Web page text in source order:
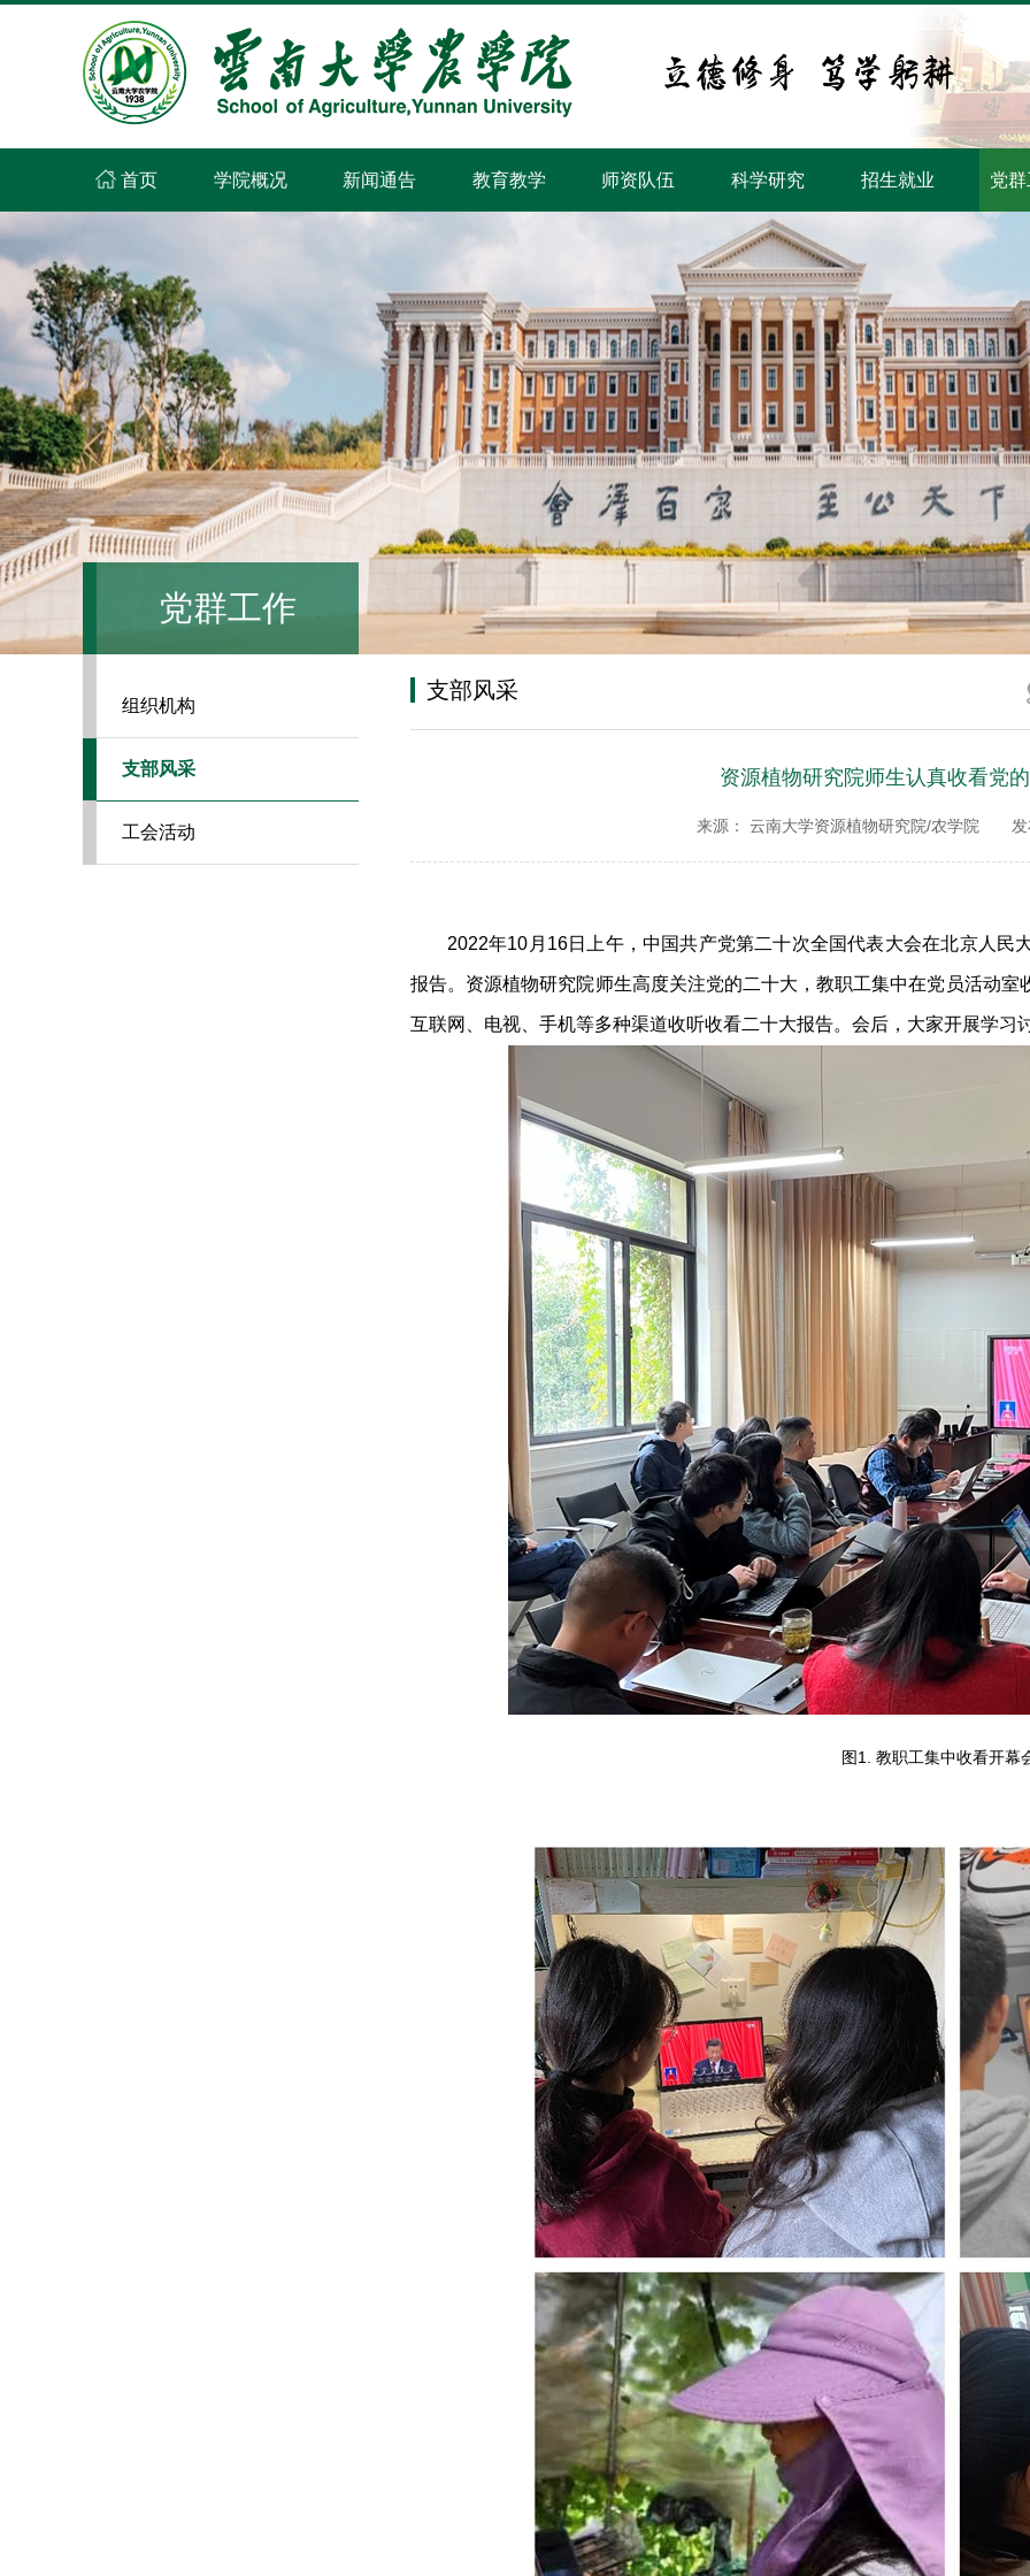
首页 学院概况 新闻通告 教育教学 师资队伍 科学研究 招生就业 党
党群工作
组织机构
支部风采
工会活动
支部风采
资源植物研究院师生认真收看党
来源： 云南大学资源植物研究院/农学院
2022年10 月 16日上午，中国共产党第二十次全国代表大会在北京人民
报告。资源植物研究院师生高度关注党的二十大，教职工集中在党员活动
互联网、电视、手机等多种渠道收听收看二十大报告。会后，大家开展学习
图1. 教职工集中收看开幕